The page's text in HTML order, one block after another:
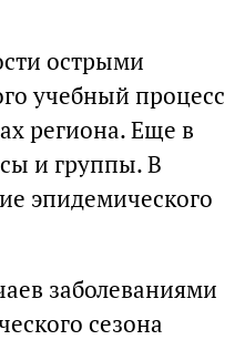
острыми
учебный процесс
региона. Еще в
и группы. В
эпидемического
заболеваниями
сезона